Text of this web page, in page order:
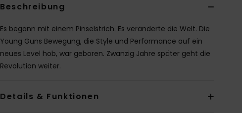
Beschreibung
Es begann mit einem Pinselstrich. Es veränderte die Welt. Die
Young Guns Bewegung, die Style und Performance auf ein
neues Level hob, war geboren. Zwanzig Jahre später geht die
Revolution weiter.
Details & Funktionen